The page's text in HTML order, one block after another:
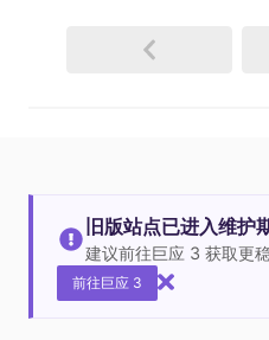
旧版站点已进入维护
建议前往巨应 3 获取更
前往巨应 3